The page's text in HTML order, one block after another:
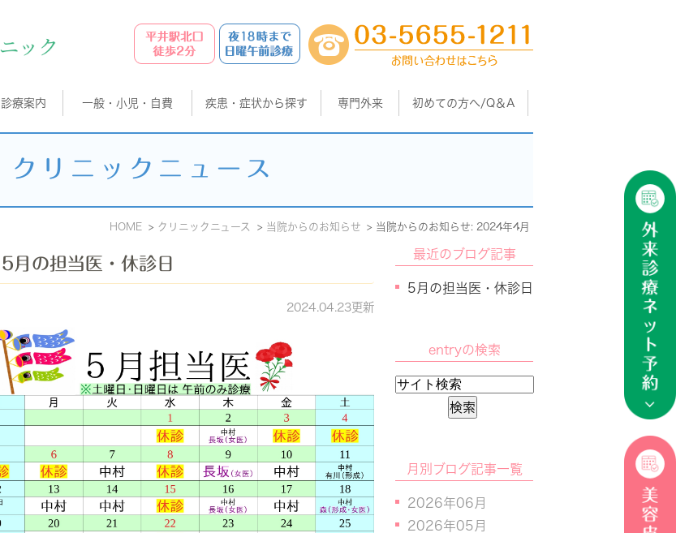
診療案内 一般・小児・自費 疾患・症状から探す 専門外来 初めての方へ/Q＆A
クリニックニュース
HOME クリニックニュース 当院からのお知らせ 当院からのお知らせ: 2024年4月
5月の担当医・休診日
2024.04.23更新
最近のブログ記事
5月の担当医・休診日
entryの検索
月別ブログ記事一覧
2026年06月
2026年05月